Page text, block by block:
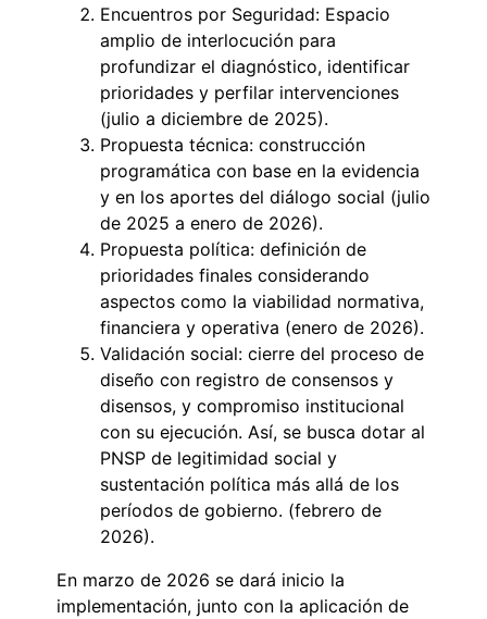
Encuentros por Seguridad: Espacio
amplio de interlocución para
profundizar el diagnóstico, identificar
prioridades y perfilar intervenciones
(julio a diciembre de 2025).
Propuesta técnica: construcción
programática con base en la evidencia
y en los aportes del diálogo social (julio
de 2025 a enero de 2026).
Propuesta política: definición de
prioridades finales considerando
aspectos como la viabilidad normativa,
financiera y operativa (enero de 2026).
Validación social: cierre del proceso de
diseño con registro de consensos y
disensos, y compromiso institucional
con su ejecución. Así, se busca dotar al
PNSP de legitimidad social y
sustentación política más allá de los
períodos de gobierno. (febrero de
2026).
En marzo de 2026 se dará inicio la
implementación, junto con la aplicación de